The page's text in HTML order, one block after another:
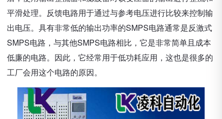
平滑处理。反馈电路用于通过与参考电压进行比较来控制输
出电压。具有非常低的输出功率的SMPS电路通常是反激式
SMPS电路，与其他SMPS电路相比，它是非常简单且成本
低廉的电路。因此，它经常用于低功耗应用，这也是很多的
工厂会用这个电路的原因。